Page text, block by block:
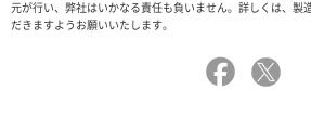
元が行い、弊社はいかなる責任も負いません。詳しくは、製
だきますようお願いいたします。